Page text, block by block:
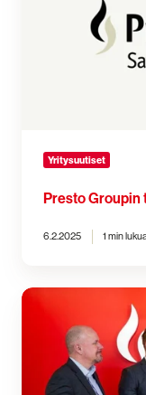
Yritysuutiset
Presto
6.2.2025 1 min
Presto